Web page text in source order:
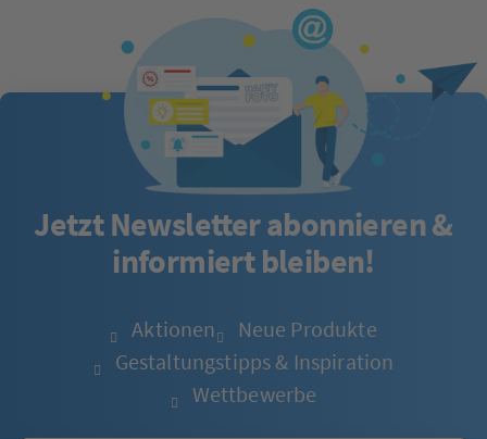
Jetzt Newsletter abonnieren &
informiert bleiben!
Aktionen
Neue Produkte
Gestaltungstipps & Inspiration
Wettbewerbe